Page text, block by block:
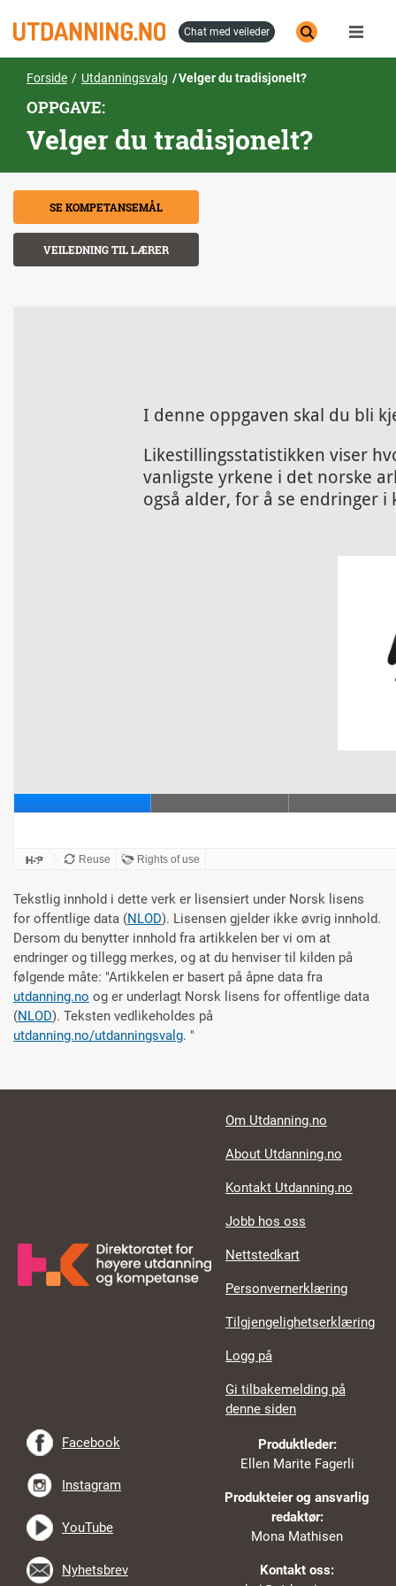
til
hovedinnhold
chat med veileder
Forside Utdanningsvalg Velger du tradisjonelt?
OPPGAVE:
Velger du tradisjonelt?
SE KOMPETANSEMÅL
VEILEDNING TIL LÆRER
Tekstlig innhold i dette verk er lisensiert under Norsk lisens
for offentlige data (NLOD). Lisensen gjelder ikke øvrig innhold.
Dersom du benytter innhold fra artikkelen ber vi om at
endringer og tillegg merkes, og at du henviser til kilden på
følgende måte: "Artikkelen er basert på åpne data fra
utdanning.no og er underlagt Norsk lisens for offentlige data
(NLOD). Teksten vedlikeholdes på
utdanning.no/utdanningsvalg. "
Footer links
Om Utdanning.no
About Utdanning.no
Kontakt Utdanning.no
Jobb hos oss
Nettstedkart
Personvernerklæring
Tilgjengelighetserklæring
Logg på
Gi tilbakemelding på
denne siden
Produktleder:
Ellen Marite Fagerli
Produkteier og ansvarlig
redaktør:
Mona Mathisen
Kontakt oss:
Facebook
Instagram
YouTube
Nyhetsbrev